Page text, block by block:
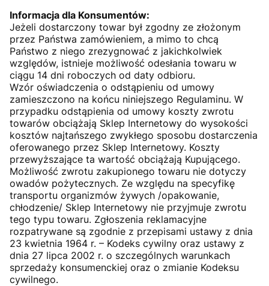
Informacja dla Konsumentów:
Jeżeli dostarczony towar był zgodny ze złożonym
przez Państwa zamówieniem, a mimo to chcą
Państwo z niego zrezygnować z jakichkolwiek
względów, istnieje możliwość odesłania towaru w
ciągu 14 dni roboczych od daty odbioru.
Wzór oświadczenia o odstąpieniu od umowy
zamieszczono na końcu niniejszego Regulaminu. W
przypadku odstąpienia od umowy koszty zwrotu
towarów obciążają Sklep Internetowy do wysokości
kosztów najtańszego zwykłego sposobu dostarczenia
oferowanego przez Sklep Internetowy. Koszty
przewyższające ta wartość obciążają Kupującego.
Możliwość zwrotu zakupionego towaru nie dotyczy
owadów pożytecznych. Ze względu na specyfikę
transportu organizmów żywych /opakowanie,
chłodzenie/ Sklep Internetowy nie przyjmuje zwrotu
tego typu towaru. Zgłoszenia reklamacyjne
rozpatrywane są zgodnie z przepisami ustawy z dnia
23 kwietnia 1964 r. – Kodeks cywilny oraz ustawy z
dnia 27 lipca 2002 r. o szczególnych warunkach
sprzedaży konsumenckiej oraz o zmianie Kodeksu
cywilnego.